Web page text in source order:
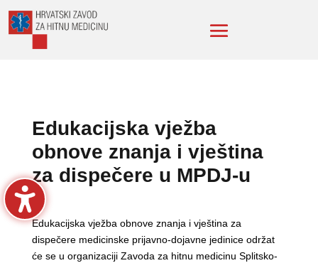
Edukacijska vježba
obnove znanja i vještina
za dispečere u MPDJ-u
Edukacijska vježba obnove znanja i vještina za
dispečere medicinske prijavno-dojavne jedinice održat
će se u organizaciji Zavoda za hitnu medicinu Splitsko-